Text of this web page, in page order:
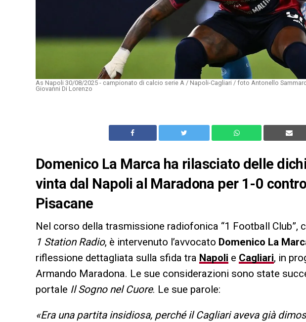
As Napoli 30/08/2025 - campionato di calcio serie A / Napoli-Cagliari / foto Antonello
Giovanni Di Lorenzo
Domenico La Marca ha rilasciato delle
vinta dal Napoli al Maradona per 1-0
Pisacane
Nel corso della trasmissione radiofonica “1 Football Club”,
1 Station Radio, è intervenuto l’avvocato Domenico La
riflessione dettagliata sulla sfida tra Napoli e Cagliari, in
Armando Maradona. Le sue considerazioni sono state
portale Il Sogno nel Cuore. Le sue parole:
«Era una partita insidiosa, perché il Cagliari aveva già